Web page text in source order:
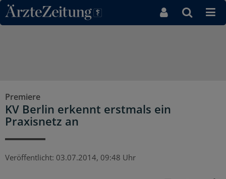
Direkt zum Inhaltsbereich
Premiere
KV Berlin erkennt erstmals ein
Praxisnetz an
Veröffentlicht: 03.07.2014, 09:48 Uhr